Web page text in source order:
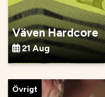
Väven Hardcore
21 Aug
Övrigt